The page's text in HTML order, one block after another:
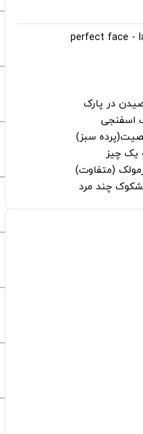
در پارک
اسفنجی
یک چیز
(متفاوت)
چند مرد